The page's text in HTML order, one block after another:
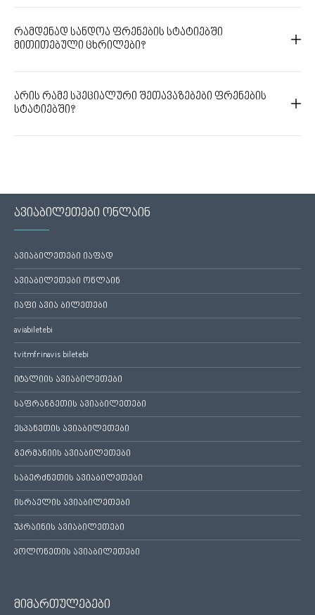
რამდენად სანდოა ფრენების სტატიებში
მითითებული ცხრილები?
არის რამე სპეციალური შეთავაზებები ფრენების
სტატიებში?
ავიაბილეთები ონლაინ
ავიაბილეთები იაფად
ავიაბილეთები ონლაინ
იაფი ავია ბილეთები
aviabiletebi
tvitmfrinavis biletebi
იტალიის ავიაბილეთები
საფრანგეთის ავიაბილეთები
ესპანეთის ავიაბილეთები
გერმანიის ავიაბილეთები
საბერძნეთის ავიაბილეთები
ისრაელის ავიაბილეთები
უკრაინის ავიაბილეთები
პოლონეთის ავიაბილეთები
მიმართულებები